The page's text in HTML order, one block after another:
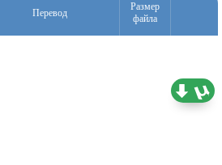
Перевод
Размер
файла